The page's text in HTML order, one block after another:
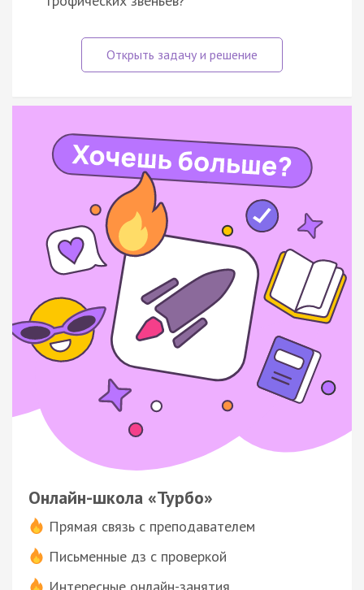
Онлайн-школа «Турбо»
Прямая связь с преподавателем
Письменные дз с проверкой
Интересные онлайн-занятия